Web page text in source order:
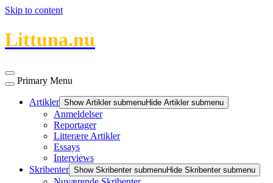
Skip to content
Littuna.nu
Primary Menu
Artikler Show Artikler submenuHide Artikler submenu
Anmeldelser
Reportager
Litterære Artikler
Essays
Interviews
Skribenter Show Skribenter submenuHide Skribenter submenu